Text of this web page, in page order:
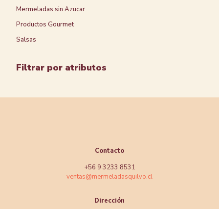
Mermeladas sin Azucar
Productos Gourmet
Salsas
Filtrar por atributos
Contacto
+56 9 3233 8531
ventas@mermeladasquilvo.cl
Dirección